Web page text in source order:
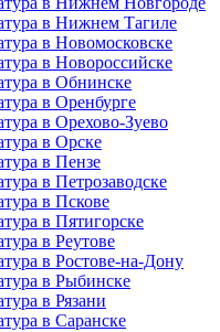
в Нижнем Тагиле
в Новомосковске
в Новороссийске
в Обнинске
в Оренбурге
в Орехово-Зуево
в Орске
в Пензе
в Петрозаводске
в Пскове
в Пятигорске
в Реутове
в Ростове-на-Дону
в Рыбинске
в Рязани
в Саранске